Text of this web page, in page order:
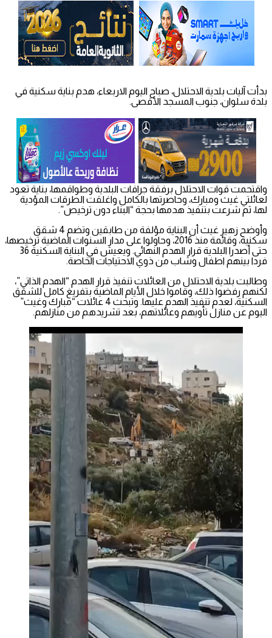
بدأت آليات بلدية الاحتلال، صباح اليوم الاربعاء، هدم بناية سكنية في
بلدة سلوان، جنوب المسجد الأقصى.
واقتحمت قوات الاحتلال برفقة جرافات البلدية وطواقمها، بناية تعود
لعائلتي غيث ومبارك، وحاصرتها بالكامل واغلقت الطرقات المؤدية
لها، ثم شرعت بتنفيذ هدمها بحجة “البناء دون ترخيص”.
وأوضح زهير غيث أن البناية مؤلفة من طابقين وتضم 4 شقق
سكنية، وقائمة منذ 2016، وحاولوا على مدار السنوات الماضية ترخيصها،
حتى أصدرا البلدية قرار الهدم النهائي. ويعيش في البناية السكنية 36
فردا بينهم اطفال وشاب من ذوي الاحتياجات الخاصة.
وطالبت بلدية الاحتلال من العائلات تنفيذ قرار الهدم “الهدم الذاتي”،
لكنهم رفضوا ذلك، وقاموا خلال الأيام الماضية بتفريغ كامل للشقق
السكنية، لعدم تنفيذ الهدم عليها. وتبحث 4 عائلات “مبارك وغيث”
اليوم عن منازل تأويهم وعائلاتهم، بعد تشريدهم من منازلهم.